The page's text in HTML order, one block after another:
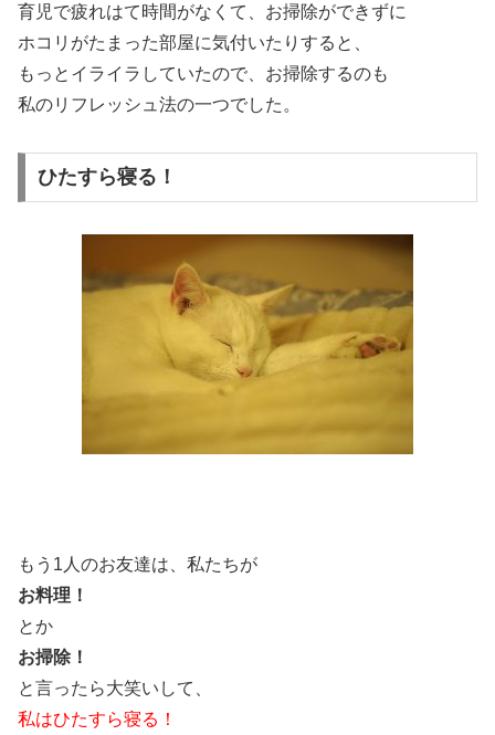
育児で疲れはて時間がなくて、お掃除ができずに
ホコリがたまった部屋に気付いたりすると、
もっとイライラしていたので、お掃除するのも
私のリフレッシュ法の一つでした。
ひたすら寝る！
もう1人のお友達は、私たちが
お料理！
とか
お掃除！
と言ったら大笑いして、
私はひたすら寝る！